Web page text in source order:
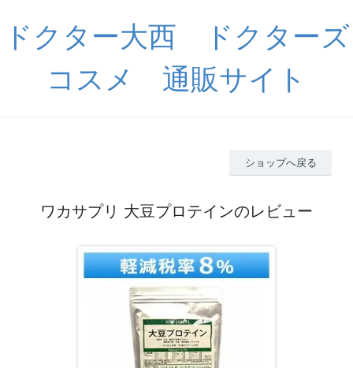
ドクター大西 ドクターズ
コスメ 通販サイト
ショップへ戻る
ワカサプリ 大豆プロテインのレビュー